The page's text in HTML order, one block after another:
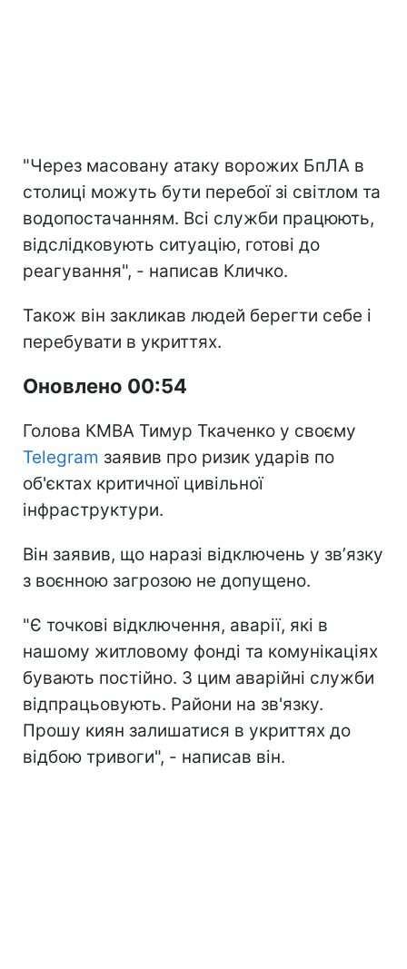
"Через масовану атаку ворожих БпЛА в
столиці можуть бути перебої зі світлом та
водопостачанням. Всі служби працюють,
відслідковують ситуацію, готові до
реагування", - написав Кличко.
Також він закликав людей берегти себе і
перебувати в укриттях.
Оновлено 00:54
Голова КМВА Тимур Ткаченко у своєму
Telegram заявив про ризик ударів по
об'єктах критичної цивільної
інфраструктури.
Він заявив, що наразі відключень у звʼязку
з воєнною загрозою не допущено.
"Є точкові відключення, аварії, які в
нашому житловому фонді та комунікаціях
бувають постійно. З цим аварійні служби
відпрацьовують. Райони на зв'язку.
Прошу киян залишатися в укриттях до
відбою тривоги", - написав він.